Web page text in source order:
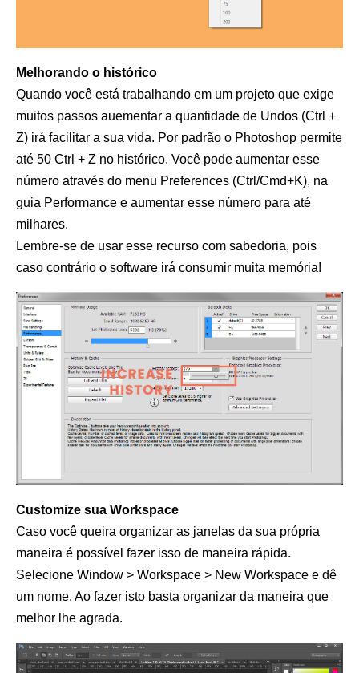
Melhorando o histórico
Quando você está trabalhando em um projeto que exige
muitos passos auementar a quantidade de Undos (Ctrl +
Z) irá facilitar a sua vida. Por padrão o Photoshop permite
até 50 Ctrl + Z no histórico. Você pode aumentar esse
número através do menu Preferences (Ctrl/Cmd+K), na
guia Performance e aumentar esse número para até
milhares.
Lembre-se de usar esse recurso com sabedoria, pois
caso contrário o software irá consumir muita memória!
Customize sua Workspace
Caso você queira organizar as janelas da sua própria
maneira é possível fazer isso de maneira rápida.
Selecione Window > Workspace > New Workspace e dê
um nome. Ao fazer isto basta organizar da maneira que
melhor lhe agrada.